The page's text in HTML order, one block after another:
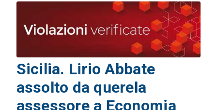
Sicilia. Lirio Abbate
assolto da querela
assessore a Economia